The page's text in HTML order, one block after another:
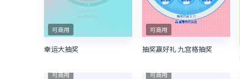
可商用
幸运大抽奖
可商用
抽奖赢好礼 九宫格抽奖
可商用 可商用